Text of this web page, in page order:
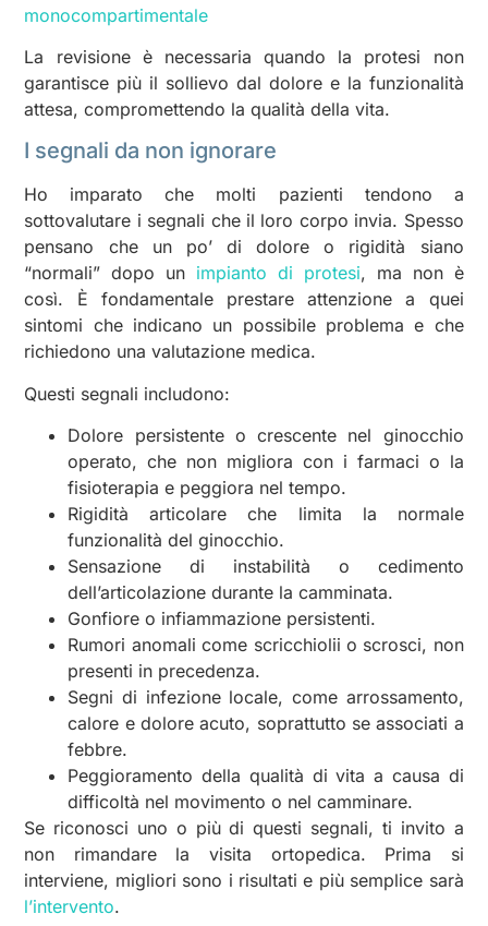
monocompartimentale
La revisione è necessaria quando la protesi non
garantisce più il sollievo dal dolore e la funzionalità
attesa, compromettendo la qualità della vita.
I segnali da non ignorare
Ho imparato che molti pazienti tendono a
sottovalutare i segnali che il loro corpo invia. Spesso
pensano che un po’ di dolore o rigidità siano
“normali” dopo un impianto di protesi, ma non è
così. È fondamentale prestare attenzione a quei
sintomi che indicano un possibile problema e che
richiedono una valutazione medica.
Questi segnali includono:
Dolore persistente o crescente nel ginocchio
operato, che non migliora con i farmaci o la
fisioterapia e peggiora nel tempo.
Rigidità articolare che limita la normale
funzionalità del ginocchio.
Sensazione di instabilità o cedimento
dell’articolazione durante la camminata.
Gonfiore o infiammazione persistenti.
Rumori anomali come scricchiolii o scrosci, non
presenti in precedenza.
Segni di infezione locale, come arrossamento,
calore e dolore acuto, soprattutto se associati a
febbre.
Peggioramento della qualità di vita a causa di
difficoltà nel movimento o nel camminare.
Se riconosci uno o più di questi segnali, ti invito a
non rimandare la visita ortopedica. Prima si
interviene, migliori sono i risultati e più semplice sarà
l’intervento.